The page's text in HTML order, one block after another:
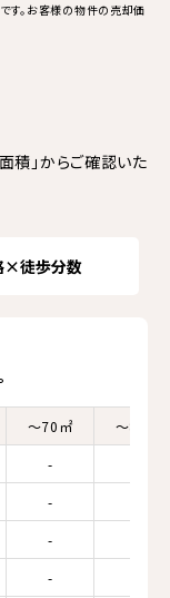
す。お客様の物件の売却価
積」からご確認いた
×徒歩分数
～70㎡
～80㎡
-
-
-
-